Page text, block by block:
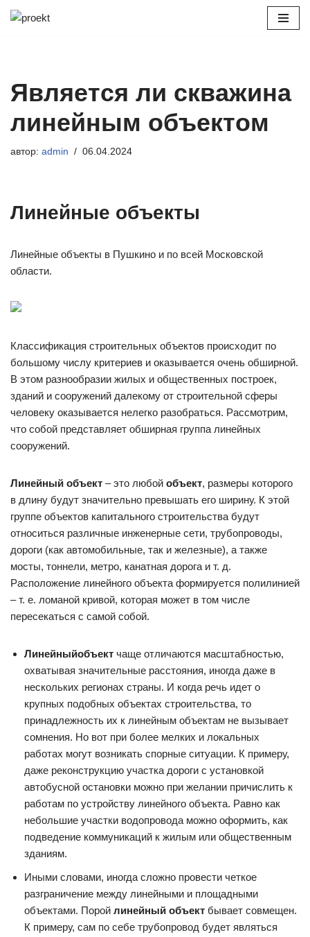
Является ли скважина
линейным объектом
автор: admin 06.04.2024
Линейные объекты
Линейные объекты в Пушкино и по всей Московской
области.
Классификация строительных объектов происходит по
большому числу критериев и оказывается очень обширной.
В этом разнообразии жилых и общественных построек,
зданий и сооружений далекому от строительной сферы
человеку оказывается нелегко разобраться. Рассмотрим,
что собой представляет обширная группа линейных
сооружений.
Линейный объект – это любой объект, размеры которого
в длину будут значительно превышать его ширину. К этой
группе объектов капитального строительства будут
относиться различные инженерные сети, трубопроводы,
дороги (как автомобильные, так и железные), а также
мосты, тоннели, метро, канатная дорога и т. д.
Расположение линейного объекта формируется полилинией
– т. е. ломаной кривой, которая может в том числе
пересекаться с самой собой.
Линейныйобъект чаще отличаются масштабностью,
охватывая значительные расстояния, иногда даже в
нескольких регионах страны. И когда речь идет о
крупных подобных объектах строительства, то
принадлежность их к линейным объектам не вызывает
сомнения. Но вот при более мелких и локальных
работах могут возникать спорные ситуации. К примеру,
даже реконструкцию участка дороги с установкой
автобусной остановки можно при желании причислить к
работам по устройству линейного объекта. Равно как
небольшие участки водопровода можно оформить, как
подведение коммуникаций к жилым или общественным
зданиям.
Иными словами, иногда сложно провести четкое
разграничение между линейными и площадными
объектами. Порой линейный объект бывает совмещен.
К примеру, сам по себе трубопровод будет являться